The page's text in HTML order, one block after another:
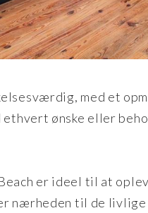
med et
ønske eller
er ideel til at
nærheden til de